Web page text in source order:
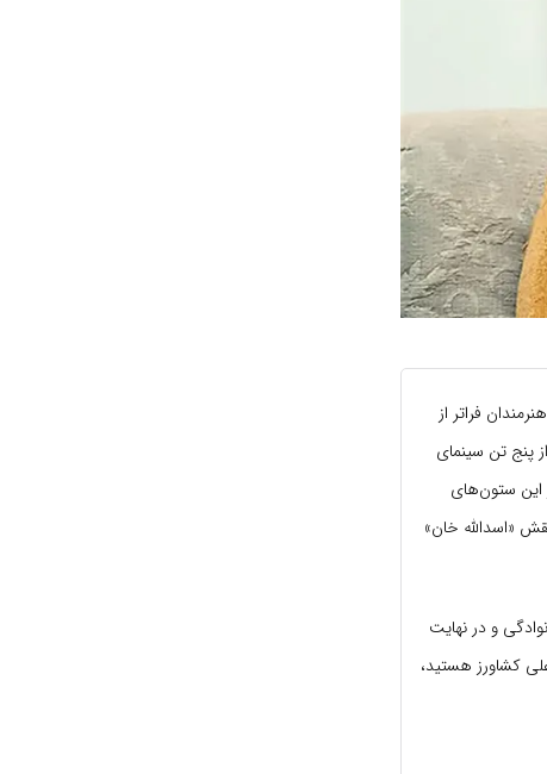
فراتر از
پنج تن سینمای
این ستون‌های
«اسدالله خان»
و در نهایت
کشاورز هستید،